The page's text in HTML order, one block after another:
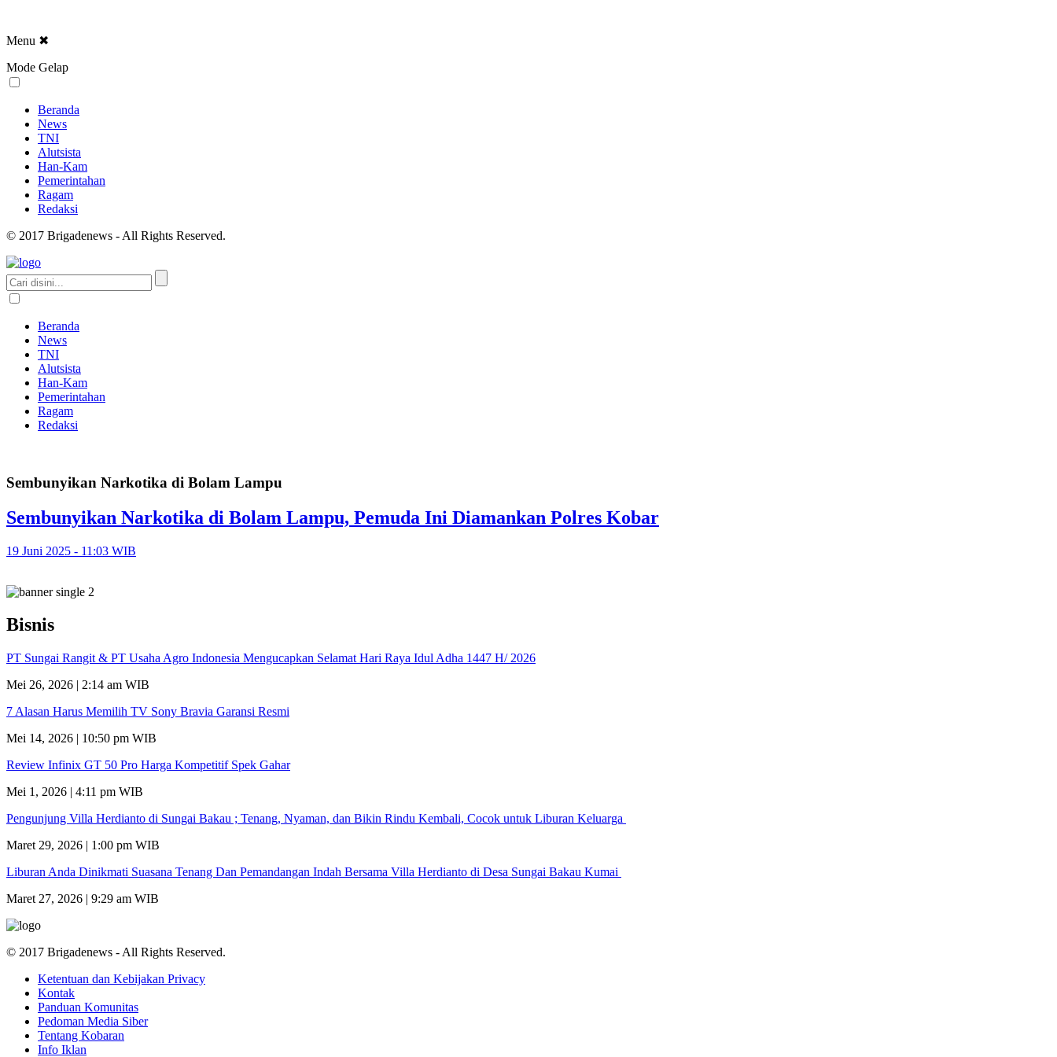
Menu ✖
Mode Gelap
Beranda
News
TNI
Alutsista
Han-Kam
Pemerintahan
Ragam
Redaksi
© 2017 Brigadenews - All Rights Reserved.
Beranda
News
TNI
Alutsista
Han-Kam
Pemerintahan
Ragam
Redaksi
Sembunyikan Narkotika di Bolam Lampu
Sembunyikan Narkotika di Bolam Lampu, Pemuda Ini Diamankan Polres Kobar
19 Juni 2025 - 11:03 WIB
Bisnis
PT Sungai Rangit & PT Usaha Agro Indonesia Mengucapkan Selamat Hari Raya Idul Adha 1447 H/ 2026
Mei 26, 2026 | 2:14 am WIB
7 Alasan Harus Memilih TV Sony Bravia Garansi Resmi
Mei 14, 2026 | 10:50 pm WIB
Review Infinix GT 50 Pro Harga Kompetitif Spek Gahar
Mei 1, 2026 | 4:11 pm WIB
Pengunjung Villa Herdianto di Sungai Bakau ; Tenang, Nyaman, dan Bikin Rindu Kembali, Cocok untuk Liburan Keluarga
Maret 29, 2026 | 1:00 pm WIB
Liburan Anda Dinikmati Suasana Tenang Dan Pemandangan Indah Bersama Villa Herdianto di Desa Sungai Bakau Kumai
Maret 27, 2026 | 9:29 am WIB
© 2017 Brigadenews - All Rights Reserved.
Ketentuan dan Kebijakan Privacy
Kontak
Panduan Komunitas
Pedoman Media Siber
Tentang Kobaran
Info Iklan